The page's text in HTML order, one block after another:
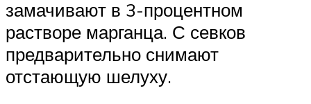
замачивают в 3-процентном
растворе марганца. С севков
предварительно снимают
отстающую шелуху.